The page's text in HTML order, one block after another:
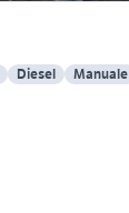
Diesel Manuale